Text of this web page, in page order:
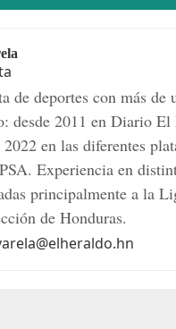
de deportes con más de
desde 2011 en Diario
en las diferentes
Experiencia en
principalmente a la
de Honduras.